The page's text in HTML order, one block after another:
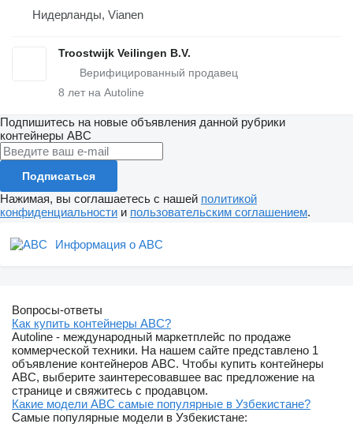
Нидерланды, Vianen
Troostwijk Veilingen B.V.
8 лет на Autoline
Подпишитесь на новые объявления данной рубрики
контейнеры ABC
Подписаться
Нажимая, вы соглашаетесь с нашей политикой
конфиденциальности и пользовательским соглашением.
Информация о ABC
Вопросы-ответы
Как купить контейнеры ABC?
Autoline - международный маркетплейс по продаже
коммерческой техники. На нашем сайте представлено 1
объявление контейнеров ABC. Чтобы купить контейнеры
ABC, выберите заинтересовавшее вас предложение на
странице и свяжитесь с продавцом.
Какие модели ABC самые популярные в Узбекистане?
Самые популярные модели в Узбекистане: